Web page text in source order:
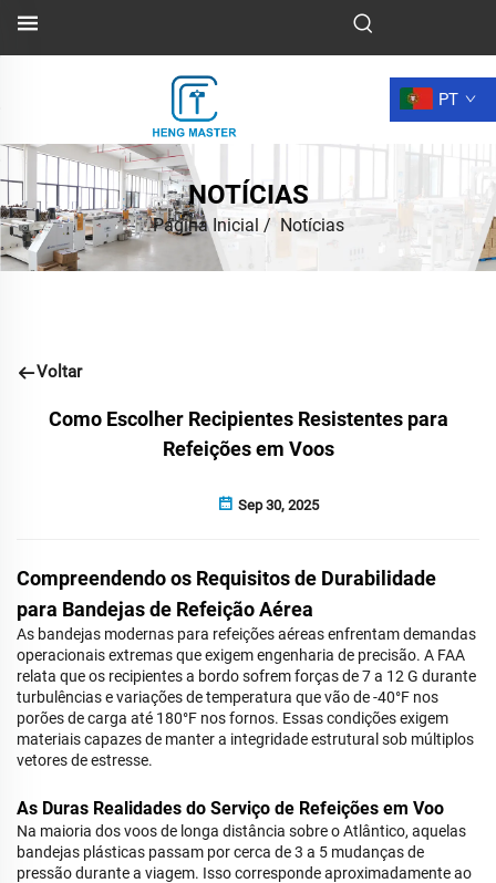
PT
NOTÍCIAS
Página Inicial / Notícias
Voltar
Como Escolher Recipientes Resistentes para
Refeições em Voos
Sep 30, 2025
Compreendendo os Requisitos de Durabilidade
para Bandejas de Refeição Aérea
As bandejas modernas para refeições aéreas enfrentam demandas
operacionais extremas que exigem engenharia de precisão. A FAA
relata que os recipientes a bordo sofrem forças de 7 a 12 G durante
turbulências e variações de temperatura que vão de -40°F nos
porões de carga até 180°F nos fornos. Essas condições exigem
materiais capazes de manter a integridade estrutural sob múltiplos
vetores de estresse.
As Duras Realidades do Serviço de Refeições em Voo
Na maioria dos voos de longa distância sobre o Atlântico, aquelas
bandejas plásticas passam por cerca de 3 a 5 mudanças de
pressão durante a viagem. Isso corresponde aproximadamente ao